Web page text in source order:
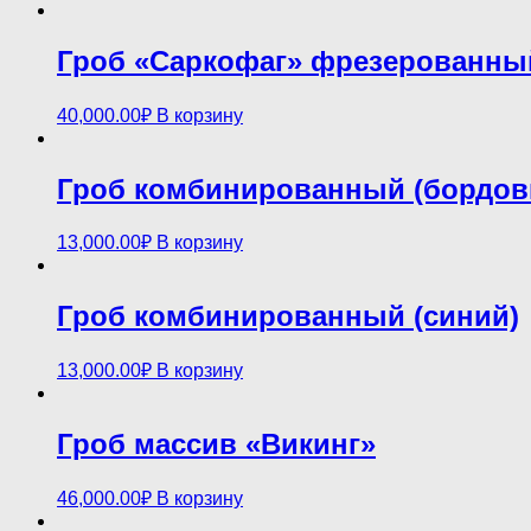
Гроб «Саркофаг»
40,000.00₽ В корзину
Гроб комбинированный
13,000.00₽ В корзину
Гроб комбинированный (синий)
13,000.00₽ В корзину
Гроб массив «Викинг»
46,000.00₽ В корзину